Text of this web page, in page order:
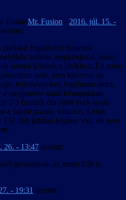
Mr. Fusion - 2016. júl. 15. -
szerint:
játékkal foglalkozó fórumok
kellene megkérdezni, mivel
semmi közünk a játékhoz. Én soha
vele, nem követem az
fejleményeket, fogalmam sincs,
a megjelenés utáni hónapokban
2-3 frissítés óta eltelt évek során
e bármi pozitív változás. Lehet,
TSL16b jobban képben van, de nem
26. - 13:47 szerint:
gyorsabban az xcom 2-őt is
- 19:31 szerint: